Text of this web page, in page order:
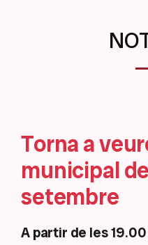
Torna a
municipal
setembre
A partir de les